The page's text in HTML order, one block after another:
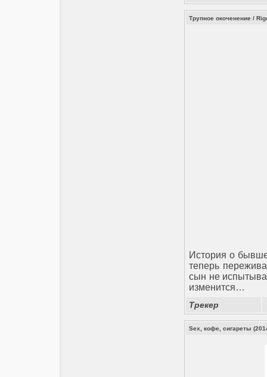
Трупное окоченение /
История о
теперь
сын не
изменится…
Трекер
Sex, кофе, сигареты